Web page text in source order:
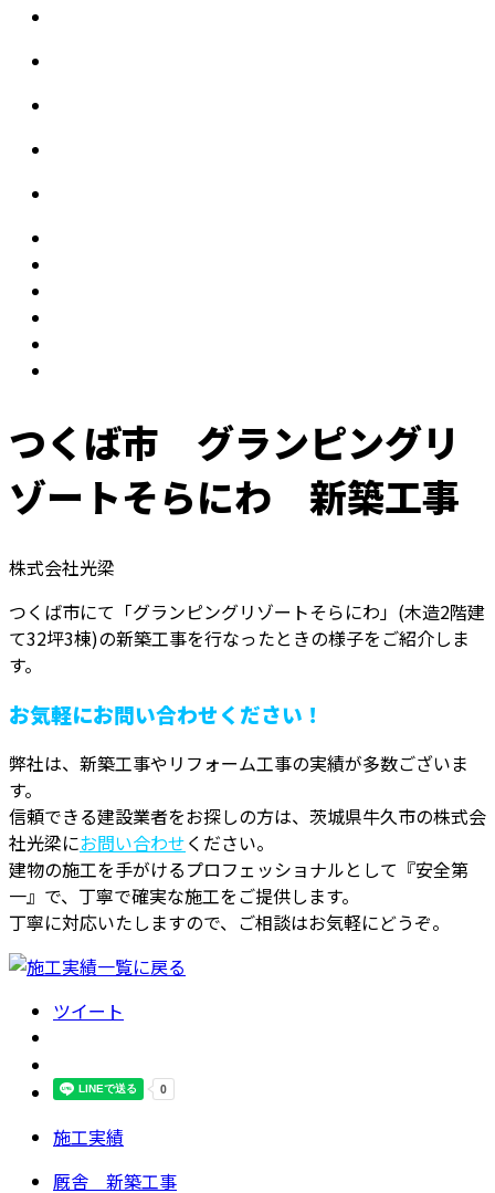
つくば市 グランピングリ
ゾートそらにわ 新築工事
株式会社光梁
つくば市にて「グランピングリゾートそらにわ」(木造2階建
て32坪3棟)の新築工事を行なったときの様子をご紹介しま
す。
お気軽にお問い合わせください！
弊社は、新築工事やリフォーム工事の実績が多数ございま
す。
信頼できる建設業者をお探しの方は、茨城県牛久市の株式会
社光梁にお問い合わせください。
建物の施工を手がけるプロフェッショナルとして『安全第
一』で、丁寧で確実な施工をご提供します。
丁寧に対応いたしますので、ご相談はお気軽にどうぞ。
ツイート
施工実績
厩舎 新築工事